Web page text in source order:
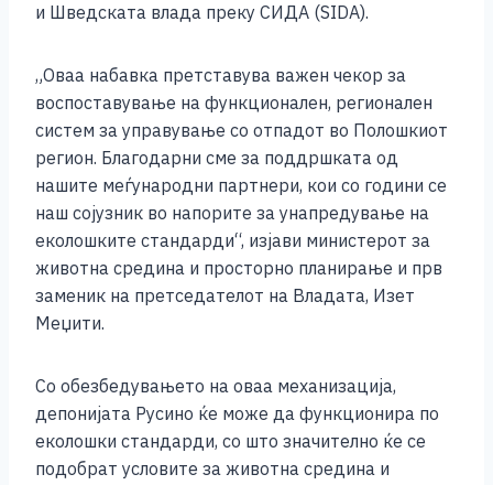
и Шведската влада преку СИДА (SIDA).
„Оваа набавка претставува важен чекор за
воспоставување на функционален, регионален
систем за управување со отпадот во Полошкиот
регион. Благодарни сме за поддршката од
нашите меѓународни партнери, кои со години се
наш сојузник во напорите за унапредување на
еколошките стандарди“, изјави министерот за
животна средина и просторно планирање и прв
заменик на претседателот на Владата, Изет
Меџити.
Со обезбедувањето на оваа механизација,
депонијата Русино ќе може да функционира по
еколошки стандарди, со што значително ќе се
подобрат условите за животна средина и